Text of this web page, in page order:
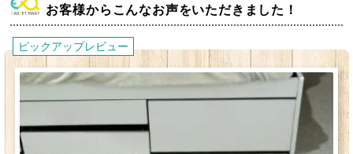
お客様からこんなお声をいただきました！
ピックアップレビュー